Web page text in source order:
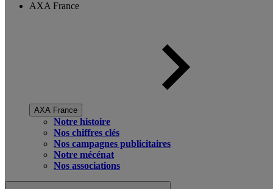
AXA France
AXA France
Notre histoire
Nos chiffres clés
Nos campagnes publicitaires
Notre mécénat
Nos associations